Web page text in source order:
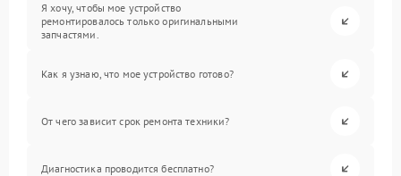
Я хочу, чтобы мое устройство
ремонтировалось только оригинальными
запчастями.
Как я узнаю, что мое устройство готово?
От чего зависит срок ремонта техники?
Диагностика проводится бесплатно?